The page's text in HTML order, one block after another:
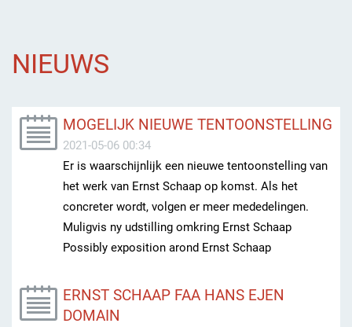
NIEUWS
MOGELIJK NIEUWE TENTOONSTELLING
2021-05-06 00:34
Er is waarschijnlijk een nieuwe tentoonstelling van
het werk van Ernst Schaap op komst. Als het
concreter wordt, volgen er meer mededelingen.
Muligvis ny udstilling omkring Ernst Schaap
Possibly exposition arond Ernst Schaap
ERNST SCHAAP FAA HANS EJEN
DOMAIN